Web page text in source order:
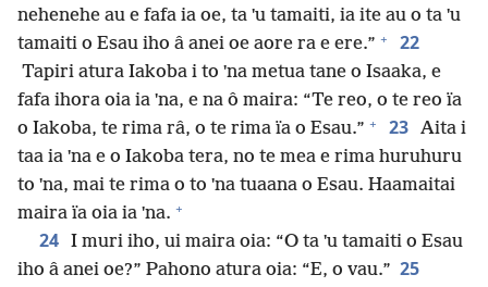
nehenehe au e fafa ia oe, ta ˈu tamaiti, ia ite au o ta ˈu
tamaiti o Esau iho â anei oe aore ra e ere.” + 22
Tapiri atura Iakoba i to ˈna metua tane o Isaaka, e
fafa ihora oia ia ˈna, e na ô maira: “Te reo, o te reo ïa
o Iakoba, te rima râ, o te rima ïa o Esau.” + 23 Aita i
taa ia ˈna e o Iakoba tera, no te mea e rima huruhuru
to ˈna, mai te rima o to ˈna tuaana o Esau. Haamaitai
maira ïa oia ia ˈna. +
24 I muri iho, ui maira oia: “O ta ˈu tamaiti o Esau
iho â anei oe?” Pahono atura oia: “E, o vau.” 25